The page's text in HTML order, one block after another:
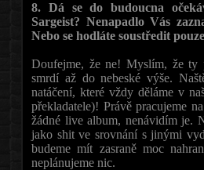
8. Dá se do budoucna
Sargeist? Nenapadlo Vás
Nebo se hodláte soustředit
Doufejme, že ne! Myslím, že ty
smrdí až do nebeské výše.
natáčení, které vždy děláme v
překladatele)! Právě pracujeme
žádné live album, nenávidím je.
jako shit ve srovnání s jinými
budeme mít zasraně moc
neplánujeme nic.